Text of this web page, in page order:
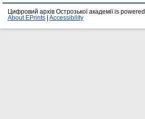
Цифровий архів Острозької академії is
About EPrints
Accessibility